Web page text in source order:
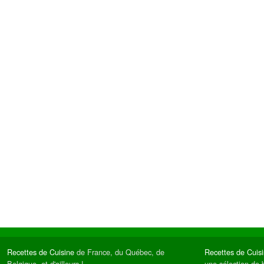
Recettes de Cuisine de France, du Québec, de
Recettes de